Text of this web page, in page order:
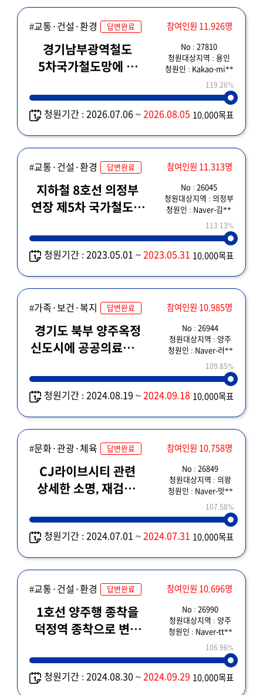
#교통·건설·환경 답변완료 참여인원 11,926명
경기남부광역철도
5차국가철도망에 꼭
No : 27810
청원대상지역 : 용인
청원인 : Kakao-mi**
119.26%
청원기간 : 2026.07.06 ~2026.08.05 10,000목표
#교통·건설·환경 답변완료 참여인원 11,313명
지하철 8호선 의정부
연장 제5차 국가철도망
반영해주세요!!!~
No : 26045
청원대상지역 : 의정부
청원인 : Naver-김**
113.13%
청원기간 : 2023.05.01 ~2023.05.31 10,000목표
#가족·보건·복지 답변완료 참여인원 10,985명
경기도 북부 양주옥정
신도시에 공공의료원을
No : 26944
청원대상지역 : 양주
청원인 : Naver-러**
109.85%
청원기간 : 2024.08.19 ~2024.09.18 10,000목표
#문화·관광·체육 답변완료 참여인원 10,758명
CJ라이브시티 관련
상세한 소명, 재검토,
No : 26849
청원대상지역 : 의왕
청원인 : Naver-맛**
107.58%
청원기간 : 2024.07.01 ~2024.07.31 10,000목표
#교통·건설·환경 답변완료 참여인원 10,696명
1호선 양주행 종착을
덕정역 종착으로 변경
부탁드립니다.
No : 26990
청원대상지역 : 양주
청원인 : Naver-tt**
106.96%
청원기간 : 2024.08.30 ~2024.09.29 10,000목표